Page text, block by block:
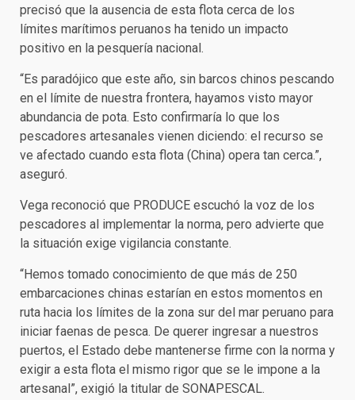
precisó que la ausencia de esta flota cerca de los
límites marítimos peruanos ha tenido un impacto
positivo en la pesquería nacional.
“Es paradójico que este año, sin barcos chinos pescando
en el límite de nuestra frontera, hayamos visto mayor
abundancia de pota. Esto confirmaría lo que los
pescadores artesanales vienen diciendo: el recurso se
ve afectado cuando esta flota (China) opera tan cerca.”,
aseguró.
Vega reconoció que PRODUCE escuchó la voz de los
pescadores al implementar la norma, pero advierte que
la situación exige vigilancia constante.
“Hemos tomado conocimiento de que más de 250
embarcaciones chinas estarían en estos momentos en
ruta hacia los límites de la zona sur del mar peruano para
iniciar faenas de pesca. De querer ingresar a nuestros
puertos, el Estado debe mantenerse firme con la norma y
exigir a esta flota el mismo rigor que se le impone a la
artesanal”, exigió la titular de SONAPESCAL.